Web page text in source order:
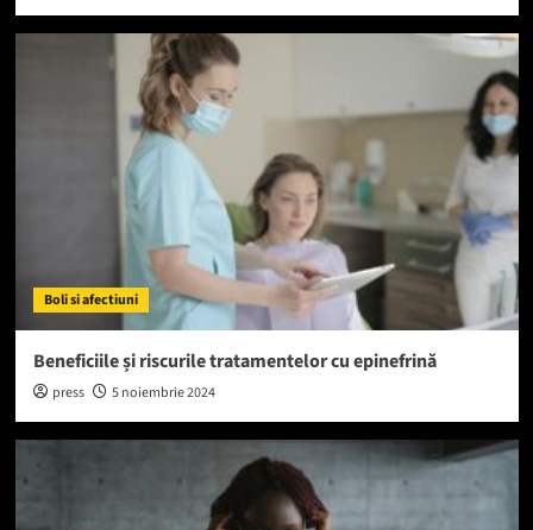
Boli si afectiuni
Beneficiile și riscurile tratamentelor cu epinefrină
press 5 noiembrie 2024